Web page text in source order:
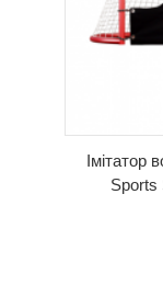
Імітатор
Sports